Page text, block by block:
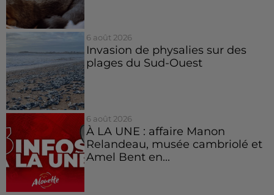
6 août 2026
Invasion de physalies sur des
plages du Sud-Ouest
6 août 2026
À LA UNE : affaire Manon
Relandeau, musée cambriolé et
Amel Bent en...